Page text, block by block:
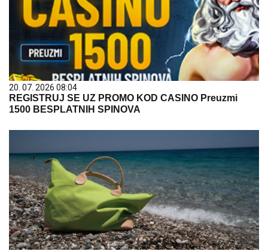
20. 07. 2026 08:04
REGISTRUJ SE UZ PROMO KOD CASINO Preuzmi
1500 BESPLATNIH SPINOVA